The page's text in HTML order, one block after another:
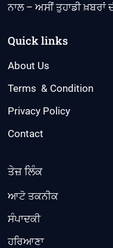
ਨਾਲ – ਅਸੀਂ ਤੁਹਾਡੀ ਖ਼ਬਰਾਂ
Quick links
About Us
Terms & Condition
Privacy Policy
Contact
ਤੇਜ਼ ਲਿੰਕ
ਆਟੋ ਤਕਨੀਕ
ਸੰਪਾਦਕੀ
ਹਰਿਆਣਾ